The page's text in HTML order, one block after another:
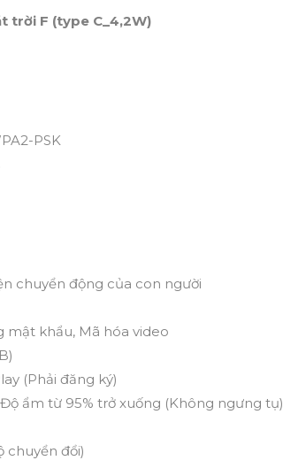
trời F (type C_4,2W)
PSK
chuyển động của con người
mật khẩu, Mã hóa video
(Phải đăng ký)
Độ ẩm từ 95% trở xuống (Không ngưng tụ)
chuyển đổi)